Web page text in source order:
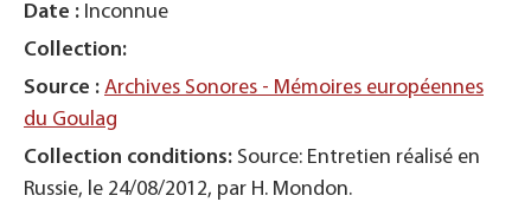
Date : Inconnue
Collection:
Source : Archives Sonores - Mémoires européennes
du Goulag
Collection conditions: Source: Entretien réalisé en
Russie, le 24/08/2012, par H. Mondon.